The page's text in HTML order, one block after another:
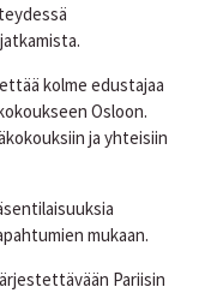
kolme edustajaa
Osloon.
ja yhteisiin
mukaan.
Pariisin